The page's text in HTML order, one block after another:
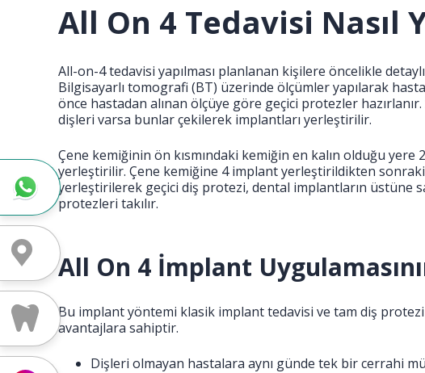
Randevu için Whatsapp
Yol Tarifi
Tedavi Ücretleri
All On 4 Tedavisi Nasıl
All-on-4 tedavisi yapılması planlanan kişilere öncelikle
Bilgisayarlı tomografi (BT) üzerinde ölçümler yapılarak
önce hastadan alınan ölçüye göre geçici protezler
dişleri varsa bunlar çekilerek implantları yerleştirilir.
Çene kemiğinin ön kısmındaki kemiğin en kalın olduğu
yerleştirilir. Çene kemiğine 4 implant yerleştirildikten
yerleştirilerek geçici diş protezi, dental implantların üstüne
protezleri takılır.
All On 4 İmplant
Bu implant yöntemi klasik implant tedavisi ve tam diş
avantajlara sahiptir.
Dişleri olmayan hastalara aynı günde tek bir cerrahi